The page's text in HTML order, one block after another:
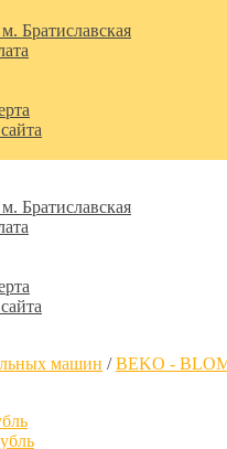
Братиславская
Братиславская
машин /BEKO -